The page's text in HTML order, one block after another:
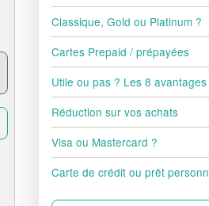
Classique, Gold ou Platinum ?
Cartes Prepaid / prépayées
Utile ou pas ? Les 8 avantages
Réduction sur vos achats
Visa ou Mastercard ?
Carte de crédit ou prêt